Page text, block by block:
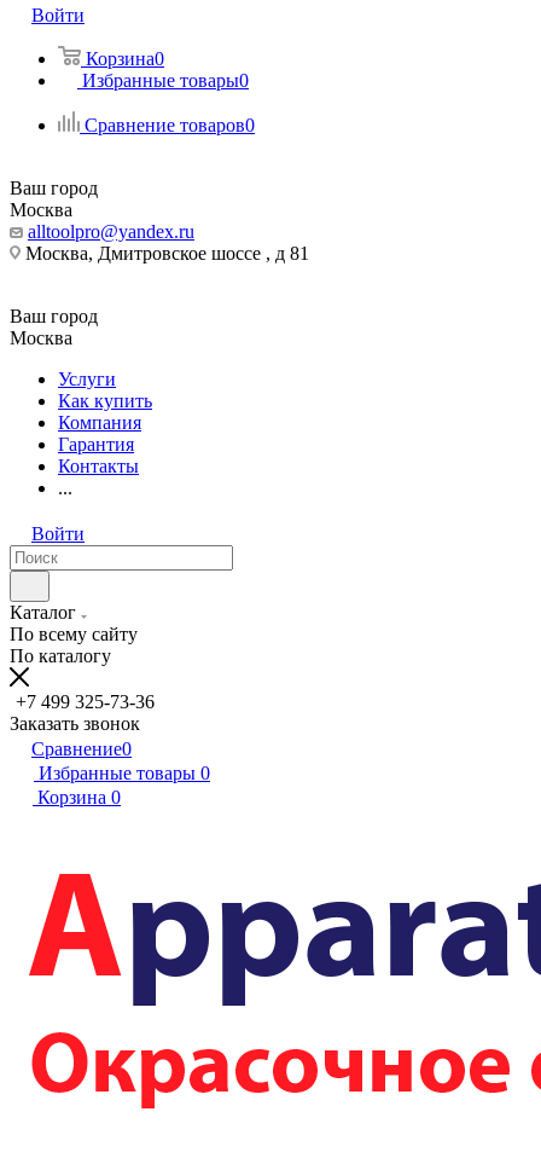
Войти
Корзина0
Избранные товары0
Сравнение товаров0
Ваш город
Москва
alltoolpro@yandex.ru
Москва, Дмитровское шоссе , д 81
Ваш город
Москва
Услуги
Как купить
Компания
Гарантия
Контакты
...
Войти
Каталог
По всему сайту
По каталогу
+7 499 325-73-36
Заказать звонок
Сравнение0
Избранные товары 0
Корзина 0